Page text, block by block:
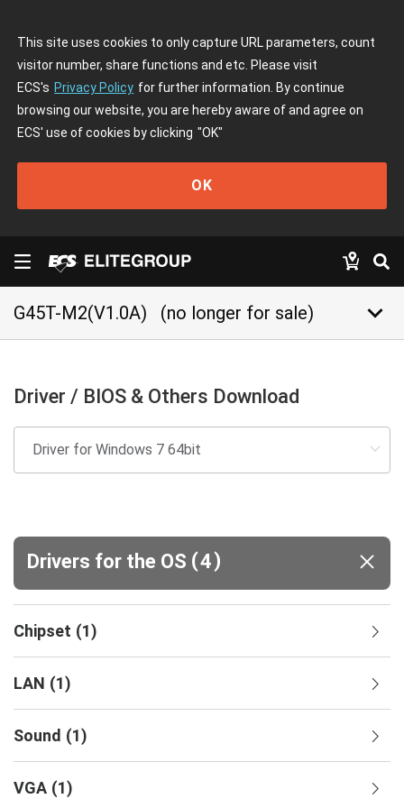
This site uses cookies to only capture URL parameters, count
visitor number, share functions and etc. Please visit
ECS's Privacy Policy for further information. By continue
browsing our website, you are hereby aware of and agree on
ECS' use of cookies by clicking "OK"
OK
G45T-M2(V1.0A) (no longer for sale) keyboard_arrow_down
Driver / BIOS & Others Download
Drivers for the OS (4)
Chipset (1)
LAN (1)
Sound (1)
VGA (1)